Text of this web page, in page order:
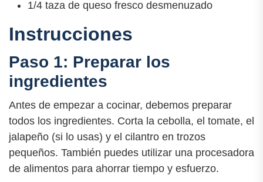
1/4 taza de queso fresco desmenuzado
Instrucciones
Paso 1: Preparar los
ingredientes
Antes de empezar a cocinar, debemos preparar
todos los ingredientes. Corta la cebolla, el tomate, el
jalapeño (si lo usas) y el cilantro en trozos
pequeños. También puedes utilizar una procesadora
de alimentos para ahorrar tiempo y esfuerzo.